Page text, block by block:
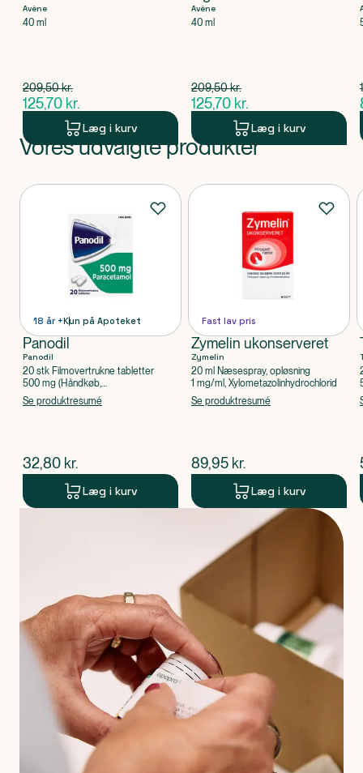
Avène
40 ml
$gammel pris
209,50kr.
Spar 83,80 kr.
$nuværende pris
125,70 kr.
Læg i kurv
Avène
40 ml
$gammel pris
209,50kr.
Spar 83,80 kr.
$nuværende pris
125,70 kr.
Læg i kurv
Produkt 1 af 0
Vores udvalgte produkter
Produkter
18 år +Kun på Apoteket
Panodil
Panodil
20 stk Filmovertrukne tabletter
500 mg (Håndkøb,
apoteksforbeholdt), Paracetamol
Se produktresumé
$nuværende pris
32,80 kr.
Læg i kurv
Fast lav pris
Zymelin ukonserveret
Zymelin
20 ml Næsespray, opløsning
1 mg/ml, Xylometazolinhydrochlorid
Se produktresumé
$nuværende pris
89,95 kr.
Læg i kurv